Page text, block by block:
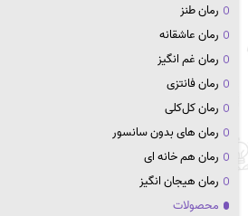
رمان طنز
رمان عاشقانه
رمان غم انگیز
رمان فانتزی
رمان کل‌کلی
رمان های بدون سانسور
رمان هم خانه ای
رمان هیجان انگیز
محصولات